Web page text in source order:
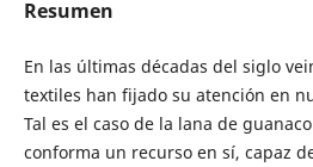
Resumen
En las últimas décadas del siglo
textiles han fijado su atención en
Tal es el caso de la lana de
conforma un recurso en sí, capaz